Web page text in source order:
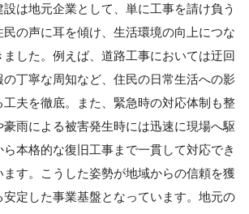
は地元企業として、単に工事を請け負う
の声に耳を傾け、生活環境の向上につな
した。例えば、道路工事においては迂回
丁寧な周知など、住民の日常生活への影
夫を徹底。また、緊急時の対応体制も整
雨による被害発生時には迅速に現場へ駆
本格的な復旧工事まで一貫して対応でき
ます。こうした姿勢が地域からの信頼を獲
定した事業基盤となっています。地元の